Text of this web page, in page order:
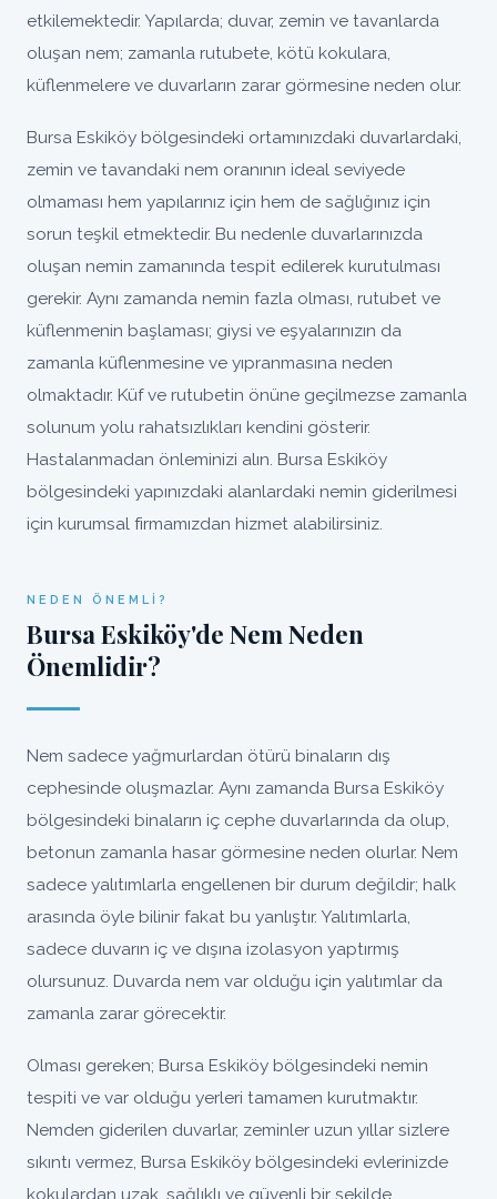
etkilemektedir. Yapılarda; duvar, zemin ve tavanlarda
oluşan nem; zamanla rutubete, kötü kokulara,
küflenmelere ve duvarların zarar görmesine neden olur.
Bursa Eskiköy bölgesindeki ortamınızdaki duvarlardaki,
zemin ve tavandaki nem oranının ideal seviyede
olmaması hem yapılarınız için hem de sağlığınız için
sorun teşkil etmektedir. Bu nedenle duvarlarınızda
oluşan nemin zamanında tespit edilerek kurutulması
gerekir. Aynı zamanda nemin fazla olması, rutubet ve
küflenmenin başlaması; giysi ve eşyalarınızın da
zamanla küflenmesine ve yıpranmasına neden
olmaktadır. Küf ve rutubetin önüne geçilmezse zamanla
solunum yolu rahatsızlıkları kendini gösterir.
Hastalanmadan önleminizi alın. Bursa Eskiköy
bölgesindeki yapınızdaki alanlardaki nemin giderilmesi
için kurumsal firmamızdan hizmet alabilirsiniz.
NEDEN ÖNEMLI?
Bursa Eskiköy'de Nem Neden
Önemlidir?
Nem sadece yağmurlardan ötürü binaların dış
cephesinde oluşmazlar. Aynı zamanda Bursa Eskiköy
bölgesindeki binaların iç cephe duvarlarında da olup,
betonun zamanla hasar görmesine neden olurlar. Nem
sadece yalıtımlarla engellenen bir durum değildir; halk
arasında öyle bilinir fakat bu yanlıştır. Yalıtımlarla,
sadece duvarın iç ve dışına izolasyon yaptırmış
olursunuz. Duvarda nem var olduğu için yalıtımlar da
zamanla zarar görecektir.
Olması gereken; Bursa Eskiköy bölgesindeki nemin
tespiti ve var olduğu yerleri tamamen kurutmaktır.
Nemden giderilen duvarlar, zeminler uzun yıllar sizlere
sıkıntı vermez, Bursa Eskiköy bölgesindeki evlerinizde
kokulardan uzak, sağlıklı ve güvenli bir şekilde